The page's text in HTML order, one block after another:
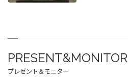
PRESENT&MONITOR
プレゼント＆モニター